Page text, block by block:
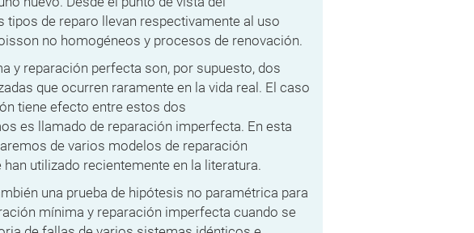
tipos de reparo llevan respectivamente al uso
no homogéneos y procesos de renovación.
y reparación perfecta son, por supuesto, dos
que ocurren raramente en la vida real. El caso
tiene efecto entre estos dos
es llamado de reparación imperfecta. En esta
de varios modelos de reparación
utilizado recientemente en la literatura.
una prueba de hipótesis no paramétrica para
mínima y reparación imperfecta cuando se